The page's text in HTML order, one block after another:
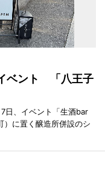
ベント 「八王子
日、イベント「生酒bar
）に置く醸造所併設のシ